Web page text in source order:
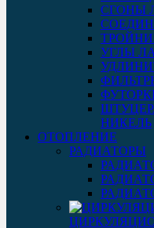
СГОНЫ
УГЛЫ
НИКЕЛЬ
ОТОПЛЕНИЕ
РАДИАТОРЫ